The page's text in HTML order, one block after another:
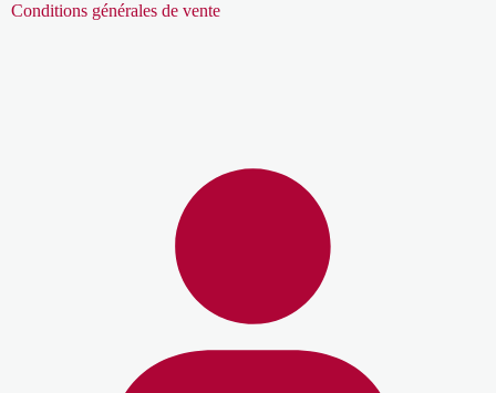
Conditions générales de vente